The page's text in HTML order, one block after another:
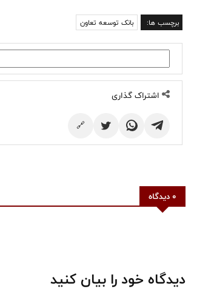
برچسب ها: بانک توسعه تعاون
اشتراک گذاری
🔗
0 دیدگاه
دیدگاه خود را بیان کنید